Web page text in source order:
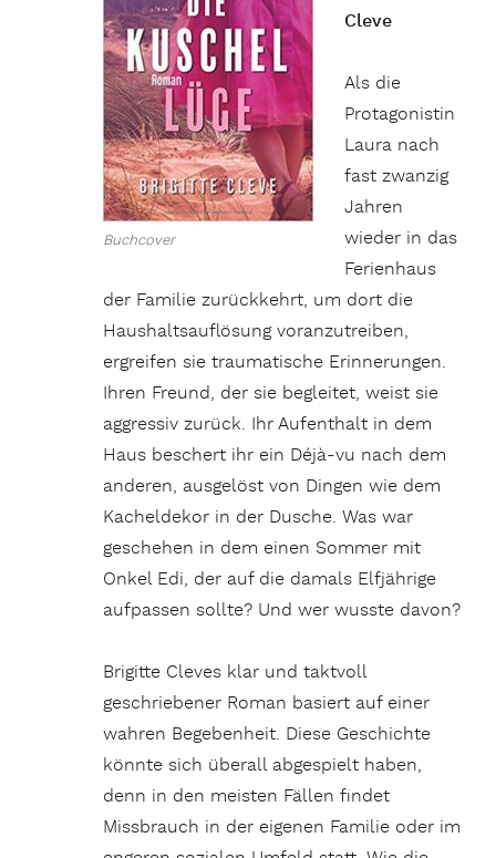
Buchcover
Cleve
Als die
Protagonistin
Laura nach
fast zwanzig
Jahren
wieder in das
Ferienhaus
der Familie zurückkehrt, um dort die
Haushaltsauflösung voranzutreiben,
ergreifen sie traumatische Erinnerungen.
Ihren Freund, der sie begleitet, weist sie
aggressiv zurück. Ihr Aufenthalt in dem
Haus beschert ihr ein Déjà-vu nach dem
anderen, ausgelöst von Dingen wie dem
Kacheldekor in der Dusche. Was war
geschehen in dem einen Sommer mit
Onkel Edi, der auf die damals Elfjährige
aufpassen sollte? Und wer wusste davon?
Brigitte Cleves klar und taktvoll
geschriebener Roman basiert auf einer
wahren Begebenheit. Diese Geschichte
könnte sich überall abgespielt haben,
denn in den meisten Fällen findet
Missbrauch in der eigenen Familie oder im